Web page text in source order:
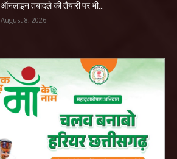
ऑनलाइन तबादले की तैयारी पर भी...
August 8, 2026